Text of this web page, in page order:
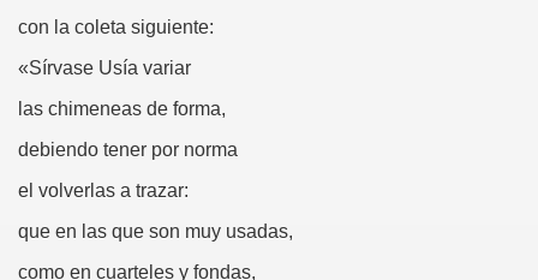
con la coleta siguiente:
«Sírvase Usía variar
las chimeneas de forma,
debiendo tener por norma
el volverlas a trazar:
que en las que son muy usadas,
como en cuarteles y fondas,
Culo (Francisco de Quevedo)
de la Bretonne)
Mendoza)
Valdes)